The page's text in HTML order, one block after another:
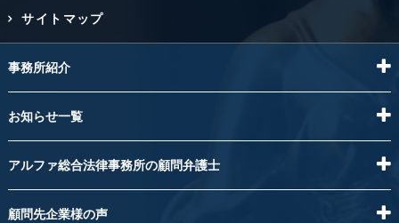
サイトマップ
事務所紹介
お知らせ一覧
アルファ総合法律事務所の顧問弁護士
顧問先企業様の声